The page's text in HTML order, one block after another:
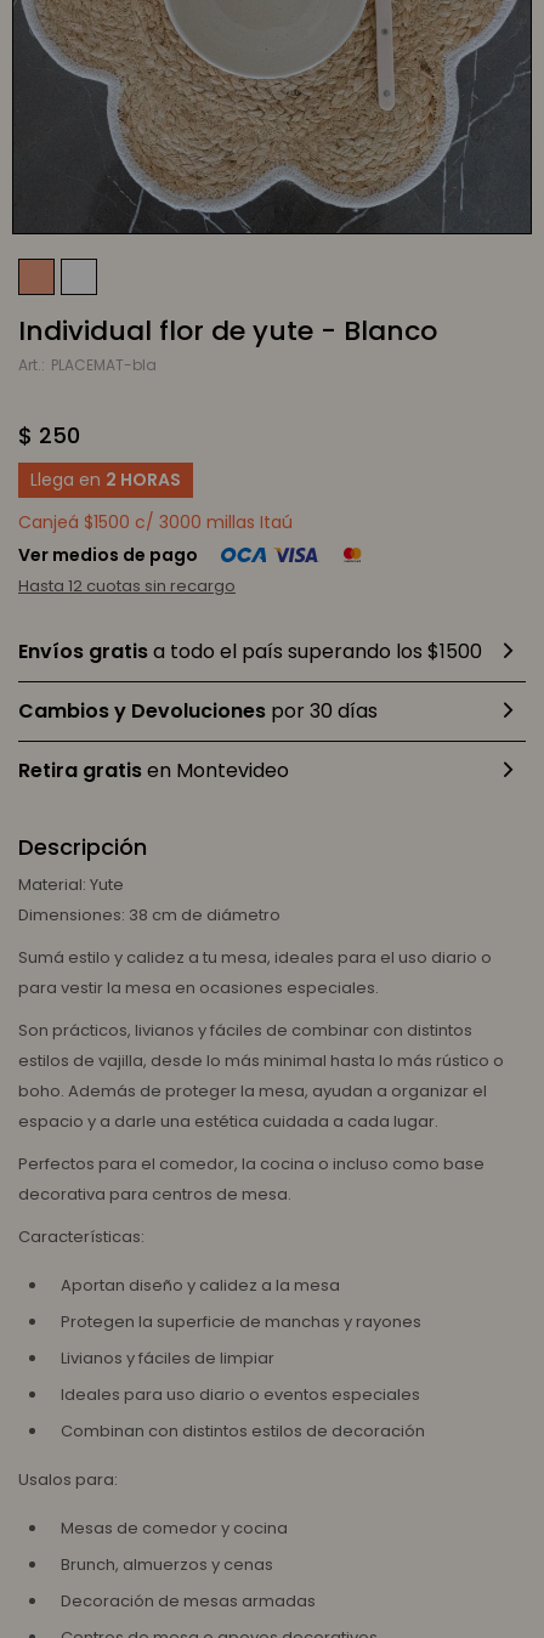
Individual flor de yute - Blanco
PLACEMAT-bla
$ 250
Canjeá $1500 c/ 3000 millas Itaú
Llega en 2 HORAS
Ver medios de pago
Hasta 12 cuotas sin recargo
Envíos gratisa todo el país superando los $1500
Cambios y Devoluciones por 30 días
Retira gratisen Montevideo
Descripción
Material: Yute
Dimensiones: 38 cm de diámetro
Sumá estilo y calidez a tu mesa, ideales para el uso diario o
para vestir la mesa en ocasiones especiales.
Son prácticos, livianos y fáciles de combinar con distintos
estilos de vajilla, desde lo más minimal hasta lo más rústico o
boho. Además de proteger la mesa, ayudan a organizar el
espacio y a darle una estética cuidada a cada lugar.
Perfectos para el comedor, la cocina o incluso como base
decorativa para centros de mesa.
Características:
Aportan diseño y calidez a la mesa
Protegen la superficie de manchas y rayones
Livianos y fáciles de limpiar
Ideales para uso diario o eventos especiales
Combinan con distintos estilos de decoración
Usalos para:
Mesas de comedor y cocina
Brunch, almuerzos y cenas
Decoración de mesas armadas